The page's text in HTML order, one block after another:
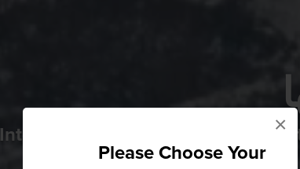
Please Choose Your
×
Internationally renowned as host